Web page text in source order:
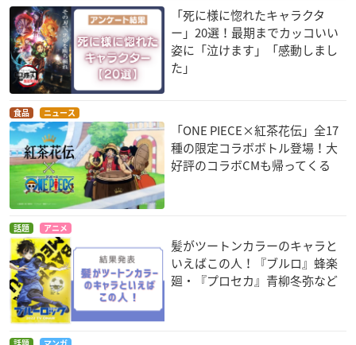
「死に様に惚れたキャラクタ
ー」20選！最期までカッコいい
姿に「泣けます」「感動しまし
た」
食品 ニュース
「ONE PIECE×紅茶花伝」全17
種の限定コラボボトル登場！大
好評のコラボCMも帰ってくる
話題 アニメ
髪がツートンカラーのキャラと
いえばこの人！『ブルロ』蜂楽
廻・『プロセカ』青柳冬弥など
話題 マンガ